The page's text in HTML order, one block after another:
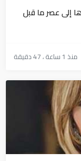
إلى عصر ما قبل
منذ 1 ساعة ، 47 دقيقة